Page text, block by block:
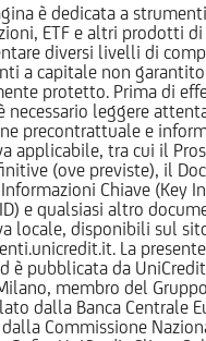
è dedicata a
ETF e altri prodotti
diversi livelli di
a capitale non
protetto. Prima di
necessario leggere
precontrattuale e
applicabile, tra cui il
(ove previste), il
Chiave (Key
e qualsiasi altro
locale, disponibili sul
La
è pubblicata da
membro del
dalla Banca Centrale
dalla Commissione